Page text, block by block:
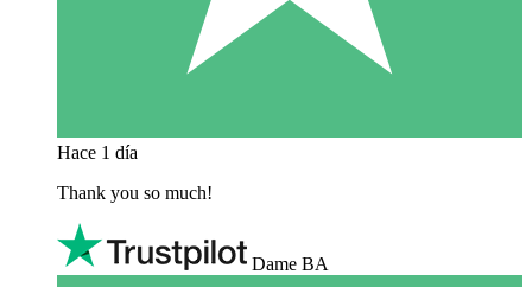
Hace 1 día
Thank you so much!
Dame BA